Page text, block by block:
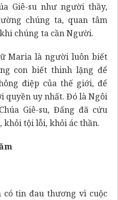
Giê-su như người thầy,
chúng ta, quan tâm
chúng ta cần Người.
Maria là người luôn biết
con biết thinh lặng để
điệp của thế giới, để
quyền uy nhất. Đó là Ngôi
Giê-su, Đấng đã cứu
khỏi tội lỗi, khỏi ác thần.
có tin đau thương vì cuộc